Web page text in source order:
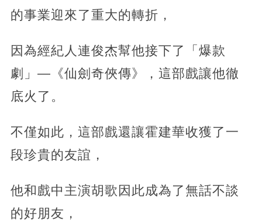
的事業迎來了重大的轉折，
因為經紀人連俊杰幫他接下了「爆款
劇」—《仙劍奇俠傳》，這部戲讓他徹
底火了。
不僅如此，這部戲還讓霍建華收獲了一
段珍貴的友誼，
他和戲中主演胡歌因此成為了無話不談
的好朋友，